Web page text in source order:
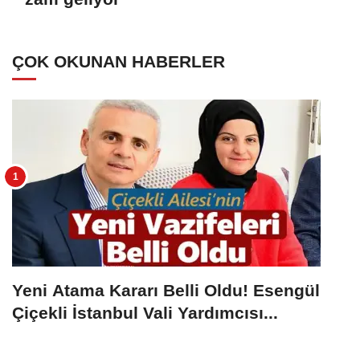
ÇOK OKUNAN HABERLER
Yeni Atama Kararı Belli Oldu! Esengül
Çiçekli İstanbul Vali Yardımcısı...